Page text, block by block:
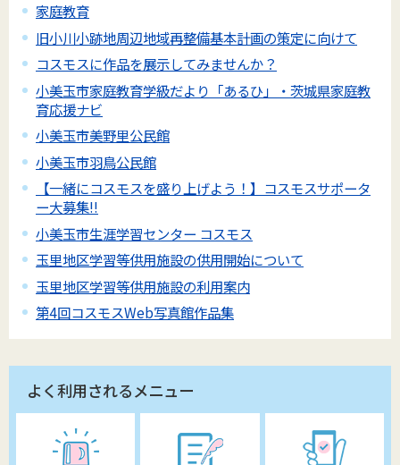
家庭教育
旧小川小跡地周辺地域再整備基本計画の策定に向けて
コスモスに作品を展示してみませんか？
小美玉市家庭教育学級だより「あるひ」・茨城県家庭教
育応援ナビ
小美玉市美野里公民館
小美玉市羽鳥公民館
【一緒にコスモスを盛り上げよう！】コスモスサポータ
ー大募集!!
小美玉市生涯学習センター コスモス
玉里地区学習等供用施設の供用開始について
玉里地区学習等供用施設の利用案内
第4回コスモスWeb写真館作品集
よく利用されるメニュー